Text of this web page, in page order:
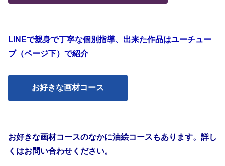
LINEで親身で丁寧な個別指導、出来た作品はユーチュー
ブ（ページ下）で紹介
お好きな画材コース
お好きな画材コースのなかに油絵コースもあります。詳し
くはお問い合わせください。